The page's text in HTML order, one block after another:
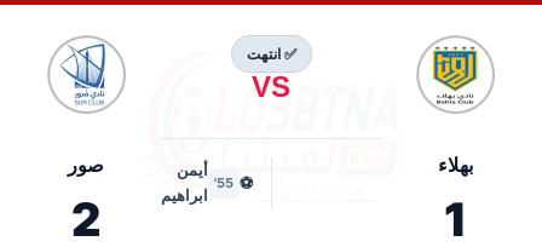
بهلاء
1
✅ انتهت
VS
⚽
55'
أيمن
ابراهيم
صور
2